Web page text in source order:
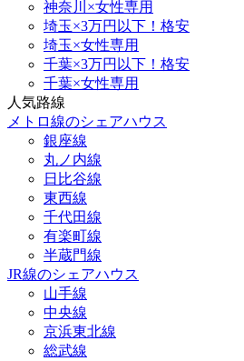
神奈川×女性専用
埼玉×3万円以下！格安
埼玉×女性専用
千葉×3万円以下！格安
千葉×女性専用
人気路線
メトロ線のシェアハウス
銀座線
丸ノ内線
日比谷線
東西線
千代田線
有楽町線
半蔵門線
JR線のシェアハウス
山手線
中央線
京浜東北線
総武線